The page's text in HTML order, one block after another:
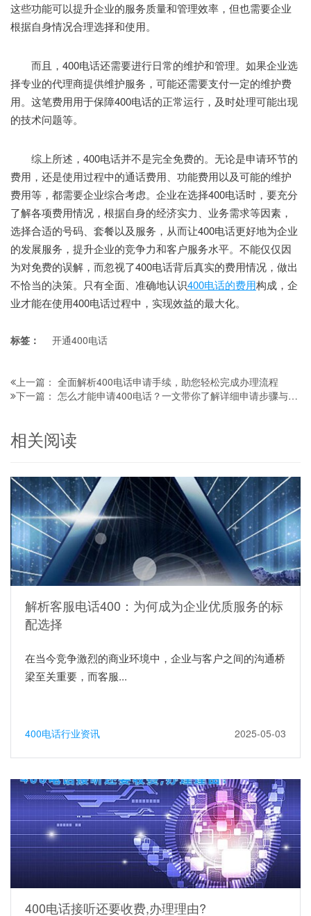
这些功能可以提升企业的服务质量和管理效率，但也需要企业
根据自身情况合理选择和使用。
而且，400电话还需要进行日常的维护和管理。如果企业选
择专业的代理商提供维护服务，可能还需要支付一定的维护费
用。这笔费用用于保障400电话的正常运行，及时处理可能出现
的技术问题等。
综上所述，400电话并不是完全免费的。无论是申请环节的
费用，还是使用过程中的通话费用、功能费用以及可能的维护
费用等，都需要企业综合考虑。企业在选择400电话时，要充分
了解各项费用情况，根据自身的经济实力、业务需求等因素，
选择合适的号码、套餐以及服务，从而让400电话更好地为企业
的发展服务，提升企业的竞争力和客户服务水平。不能仅仅因
为对免费的误解，而忽视了400电话背后真实的费用情况，做出
不恰当的决策。只有全面、准确地认识400电话的费用构成，企
业才能在使用400电话过程中，实现效益的最大化。
标签： 开通400电话
上一篇： 全面解析400电话申请手续，助您轻松完成办理流程
下一篇： 怎么才能申请400电话？一文带你了解详细申请步骤与要点
相关阅读
解析客服电话400：为何成为企业优质服务的标
配选择
在当今竞争激烈的商业环境中，企业与客户之间的沟通桥
梁至关重要，而客服...
400电话行业资讯 2025-05-03
400电话接听还要收费,办理理由?